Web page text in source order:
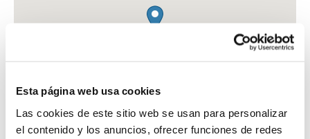
Esta página web usa cookies
Las cookies de este sitio web se usan para personalizar
el contenido y los anuncios, ofrecer funciones de redes